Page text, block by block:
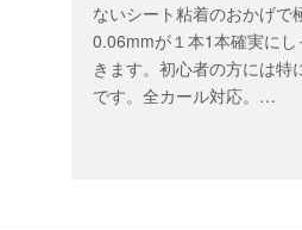
ないシート粘着のおかげで
0.06mmが１本1本確実にし
きます。初心者の方には特
です。全カール対応。
長 さ：mixサイズまたは、